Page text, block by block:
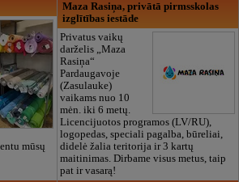
mūsų
Maza Rasiņa, privātā pirmsskolas
izglītības iestāde
Privatus vaikų
darželis „Maza
Rasiņa“
Pardaugavoje
(Zasulauke)
vaikams nuo 10
mėn. iki 6 metų.
Licencijuotos programos (LV/RU),
logopedas, speciali pagalba, būreliai,
didelė žalia teritorija ir 3 kartų
maitinimas. Dirbame visus metus, taip
pat ir vasarą!